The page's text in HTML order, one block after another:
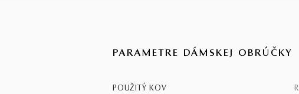
PARAMETRE DÁMSKEJ OBRÚČKY
POUŽITÝ KOV